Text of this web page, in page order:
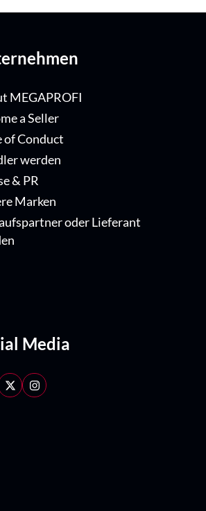
MEGAPROFI
a Seller
of Conduct
werden
& PR
Marken
oder Lieferant
Media